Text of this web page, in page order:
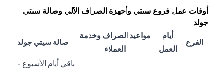
أوقات عمل فروع سيتي وأجهزة الصراف الآلي وصالة سيتي
جولد
الفرع
أيام
العمل
مواعيد الصراف وخدمة
العملاء
صالة سيتي جولد
باقي أيام الأسبوع -